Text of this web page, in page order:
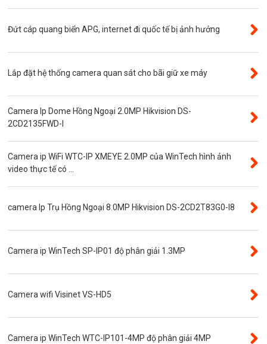
Bảng giá
Phụ kiện camera
Độ phân giải 3.0MP
Camera CVI WinTech
Camera ngụy trang
Đầu ghi camera ip
Giới thiệu
VR Camera
Đứt cáp quang biển APG, internet đi quốc tế bị ảnh hưởng
Lắp đặt hệ thống camera quan sát cho bãi giữ xe máy
Camera Ip Dome Hồng Ngoại 2.0MP Hikvision DS-
2CD2135FWD-I
Camera ip WiFi WTC-IP XMEYE 2.0MP của WinTech hình ảnh
video thực tế có ...
camera Ip Trụ Hồng Ngoại 8.0MP Hikvision DS-2CD2T83G0-I8
Camera ip WinTech SP-IP01 độ phân giải 1.3MP
Camera wifi Visinet VS-HD5
Camera ip WinTech WTC-IP101-4MP độ phân giải 4MP